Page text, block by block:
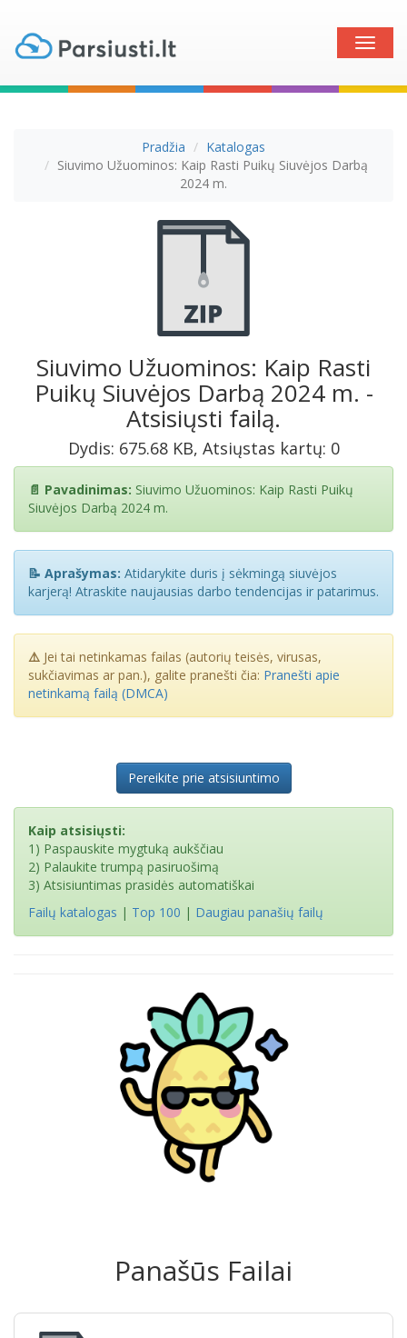
Toggle
Pradžia
Katalogas
Siuvimo Užuominos: Kaip Rasti Puikų Siuvėjos Darbą
2024 m.
Siuvimo Užuominos: Kaip Rasti
Puikų Siuvėjos Darbą 2024 m. -
Atsisiųsti failą.
Dydis: 675.68 KB, Atsiųstas kartų: 0
📄 Pavadinimas: Siuvimo Užuominos: Kaip Rasti Puikų
Siuvėjos Darbą 2024 m.
📝 Aprašymas: Atidarykite duris į sėkmingą siuvėjos
karjerą! Atraskite naujausias darbo tendencijas ir patarimus.
⚠️ Jei tai netinkamas failas (autorių teisės, virusas,
sukčiavimas ar pan.), galite pranešti čia: Pranešti apie
netinkamą failą (DMCA)
Pereikite prie atsisiuntimo
Kaip atsisiųsti:
1) Paspauskite mygtuką aukščiau
2) Palaukite trumpą pasiruošimą
3) Atsisiuntimas prasidės automatiškai
Failų katalogas | Top 100 | Daugiau panašių failų
Panašūs Failai